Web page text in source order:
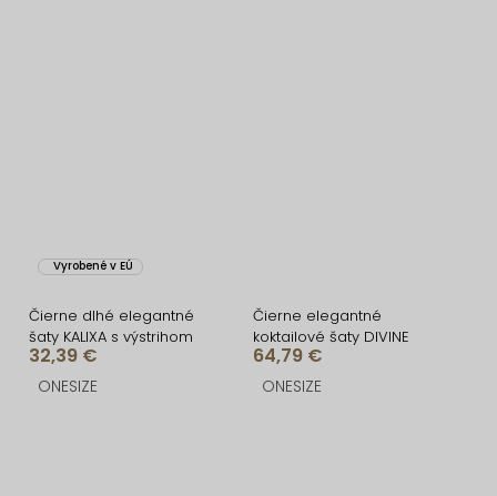
Vyrobené v EÚ
Čierne dlhé elegantné
šaty KALIXA s výstrihom
32,39 €
ONESIZE
Čierne elegantné
koktailové šaty DIVINE
64,79 €
ONESIZE